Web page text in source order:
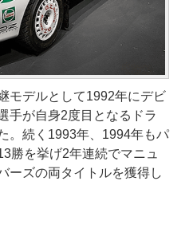
モデルとして1992年にデビ
手が自身2度目となるドラ
。続く1993年、1994年もパ
勝を挙げ2年連続でマニュ
ーズの両タイトルを獲得し